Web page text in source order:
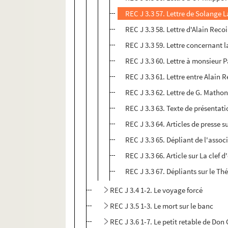
REC J 3.3 57. Lettre de Solange
REC J 3.3 58. Lettre d'Alain
REC J 3.3 59. Lettre
REC J 3.3 60. Lettre à monsieur
REC J 3.3 61. Lettre entre Alain
REC J 3.3 62. Lettre de G.
REC J 3.3 63. Texte de
REC J 3.3 64. Articles de
REC J 3.3 65. Dépliant de
REC J 3.3 66. Article sur La clef
REC J 3.3 67. Dépliants sur le
REC J 3.4 1-2. Le voyage forcé
REC J 3.5 1-3. Le mort sur le banc
REC J 3.6 1-7. Le petit retable de